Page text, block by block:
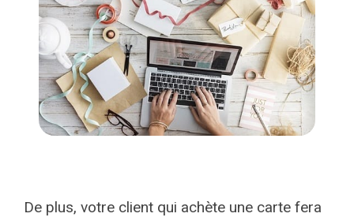
De plus, votre client qui achète une carte fera